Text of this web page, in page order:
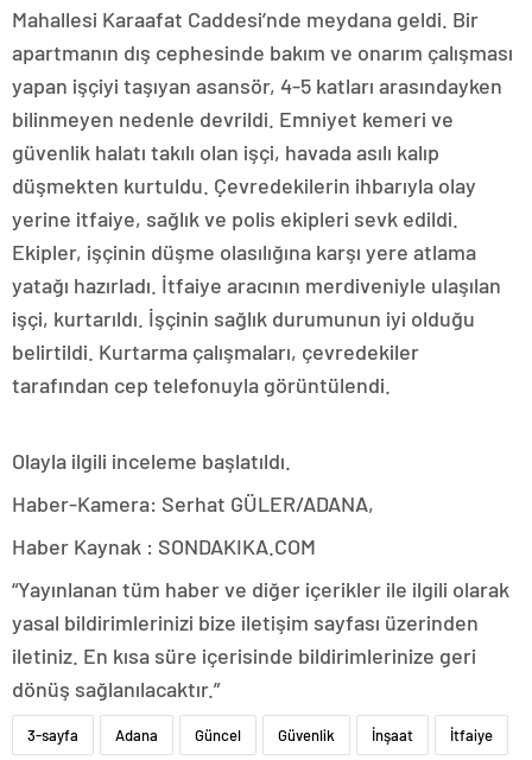
Mahallesi Karaafat Caddesi’nde meydana geldi. Bir
apartmanın dış cephesinde bakım ve onarım çalışması
yapan işçiyi taşıyan asansör, 4-5 katları arasındayken
bilinmeyen nedenle devrildi. Emniyet kemeri ve
güvenlik halatı takılı olan işçi, havada asılı kalıp
düşmekten kurtuldu. Çevredekilerin ihbarıyla olay
yerine itfaiye, sağlık ve polis ekipleri sevk edildi.
Ekipler, işçinin düşme olasılığına karşı yere atlama
yatağı hazırladı. İtfaiye aracının merdiveniyle ulaşılan
işçi, kurtarıldı. İşçinin sağlık durumunun iyi olduğu
belirtildi. Kurtarma çalışmaları, çevredekiler
tarafından cep telefonuyla görüntülendi.
Olayla ilgili inceleme başlatıldı.
Haber-Kamera: Serhat GÜLER/ADANA,
Haber Kaynak : SONDAKIKA.COM
“Yayınlanan tüm haber ve diğer içerikler ile ilgili olarak
yasal bildirimlerinizi bize iletişim sayfası üzerinden
iletiniz. En kısa süre içerisinde bildirimlerinize geri
dönüş sağlanılacaktır.”
3-sayfa Adana Güncel Güvenlik İnşaat İtfaiye